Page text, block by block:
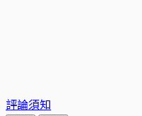
評論須知